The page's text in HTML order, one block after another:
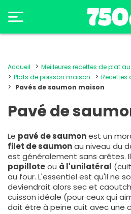
Accueil
Meilleures recettes de plat
Plats de poisson maison
Recettes
Pavés de saumon maison
Pavé de
Le pavé de saumonest un
filet de saumonau niveau du
est généralement sans arêtes.
papilloteou à l'unilatéral
au four. L'essentiel est qu'il ne
deviendrait alors sec et
cuisson idéale (pour ceux qui
doit être à peine cuit avec une